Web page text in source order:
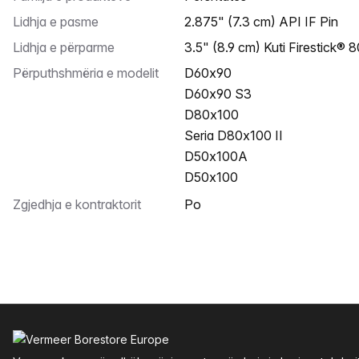
Lidhja e pasme
2.875" (7.3 cm) API IF Pin
Lidhja e përparme
3.5" (8.9 cm) Kuti Firestick®
Përputhshmëria e modelit
D60x90
D60x90 S3
D80x100
Seria D80x100 II
D50x100A
D50x100
Zgjedhja e kontraktorit
Po